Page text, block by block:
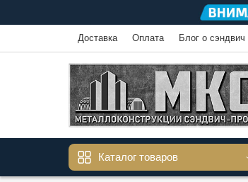
Доставка Оплата Блог о сэндвич
Каталог товаров